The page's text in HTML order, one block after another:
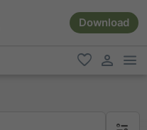
Download
favorit